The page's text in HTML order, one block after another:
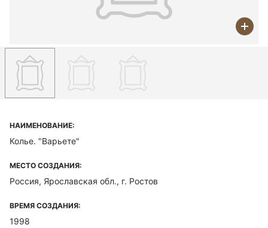
НАИМЕНОВАНИЕ:
Колье. "Варьете"
МЕСТО СОЗДАНИЯ:
Россия, Ярославская обл., г. Ростов
ВРЕМЯ СОЗДАНИЯ:
1998